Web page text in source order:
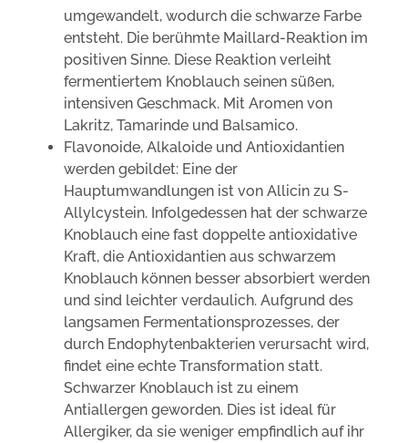
umgewandelt, wodurch die schwarze Farbe
entsteht. Die berühmte Maillard-Reaktion im
positiven Sinne. Diese Reaktion verleiht
fermentiertem Knoblauch seinen süßen,
intensiven Geschmack. Mit Aromen von
Lakritz, Tamarinde und Balsamico.
Flavonoide, Alkaloide und Antioxidantien
werden gebildet: Eine der
Hauptumwandlungen ist von Allicin zu S-
Allylcystein. Infolgedessen hat der schwarze
Knoblauch eine fast doppelte antioxidative
Kraft, die Antioxidantien aus schwarzem
Knoblauch können besser absorbiert werden
und sind leichter verdaulich. Aufgrund des
langsamen Fermentationsprozesses, der
durch Endophytenbakterien verursacht wird,
findet eine echte Transformation statt.
Schwarzer Knoblauch ist zu einem
Antiallergen geworden. Dies ist ideal für
Allergiker, da sie weniger empfindlich auf ihr